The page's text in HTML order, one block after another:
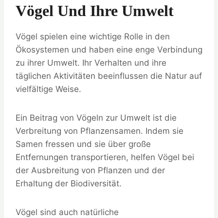
Vögel Und Ihre Umwelt
Vögel spielen eine wichtige Rolle in den
Ökosystemen und haben eine enge Verbindung
zu ihrer Umwelt. Ihr Verhalten und ihre
täglichen Aktivitäten beeinflussen die Natur auf
vielfältige Weise.
Ein Beitrag von Vögeln zur Umwelt ist die
Verbreitung von Pflanzensamen. Indem sie
Samen fressen und sie über große
Entfernungen transportieren, helfen Vögel bei
der Ausbreitung von Pflanzen und der
Erhaltung der Biodiversität.
Vögel sind auch natürliche